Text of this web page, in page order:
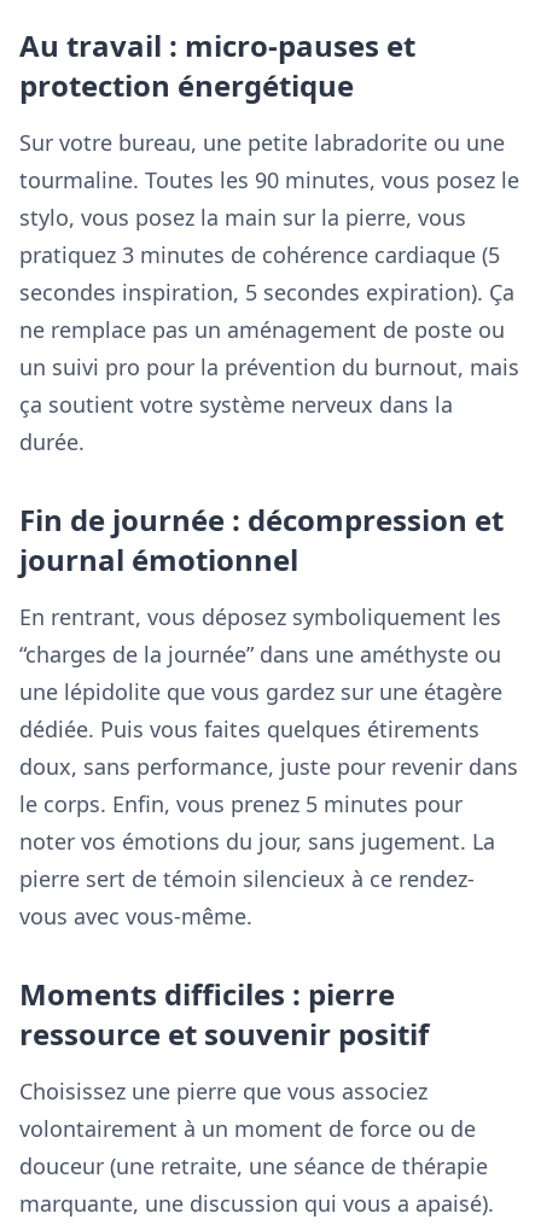
Au travail : micro-pauses et
protection énergétique
Sur votre bureau, une petite labradorite ou une
tourmaline. Toutes les 90 minutes, vous posez le
stylo, vous posez la main sur la pierre, vous
pratiquez 3 minutes de cohérence cardiaque (5
secondes inspiration, 5 secondes expiration). Ça
ne remplace pas un aménagement de poste ou
un suivi pro pour la prévention du burnout, mais
ça soutient votre système nerveux dans la
durée.
Fin de journée : décompression et
journal émotionnel
En rentrant, vous déposez symboliquement les
“charges de la journée” dans une améthyste ou
une lépidolite que vous gardez sur une étagère
dédiée. Puis vous faites quelques étirements
doux, sans performance, juste pour revenir dans
le corps. Enfin, vous prenez 5 minutes pour
noter vos émotions du jour, sans jugement. La
pierre sert de témoin silencieux à ce rendez-
vous avec vous-même.
Moments difficiles : pierre
ressource et souvenir positif
Choisissez une pierre que vous associez
volontairement à un moment de force ou de
douceur (une retraite, une séance de thérapie
marquante, une discussion qui vous a apaisé).